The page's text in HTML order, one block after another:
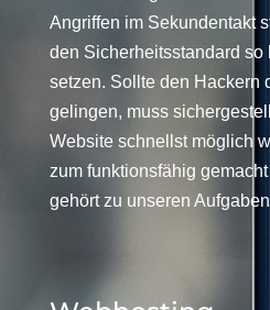
Angriffen im Sekundentakt
den Sicherheitsstandard so
setzen. Sollte den Hackern
gelingen, muss
Website schnellst möglich
zum funktionsfähig
gehört zu unseren